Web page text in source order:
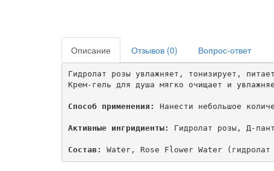
Описание Отзывов (0) Вопрос-ответ
Гидролат розы увлажняет, тонизирует,
Крем-гель для душа мягко очищает и
Способ применения: Нанести небольшое
Активные ингридиенты: Гидролат розы, Д-
Состав: Water, Rose Flower Water